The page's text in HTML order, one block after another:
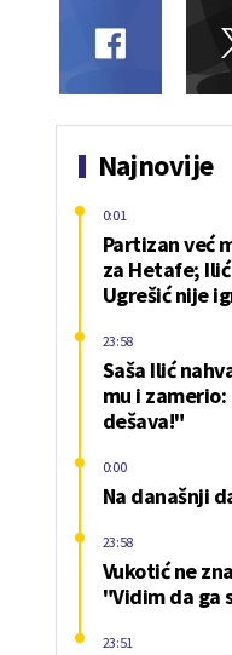
Najnovije
Partizan već
za Hetafe;
Ugrešić nije
0:01
Saša Ilić
mu i zamerio:
dešava!"
23:58
Na današnji
0:00
Vukotić ne
"Vidim da ga
23:58
23:51